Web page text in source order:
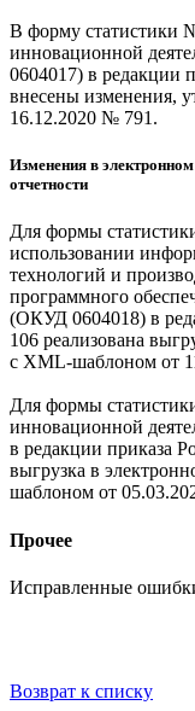
В форму статистики
инновационной
0604017) в редакции
внесены изменения,
16.12.2020 № 791.
Изменения в
отчетности
Для формы
использовании
технологий и
программного
(ОКУД 0604018) в
106 реализована
с XML-шаблоном от
Для формы
инновационной
в редакции приказа
выгрузка в
шаблоном от
Прочее
Исправленные
Возврат к списку